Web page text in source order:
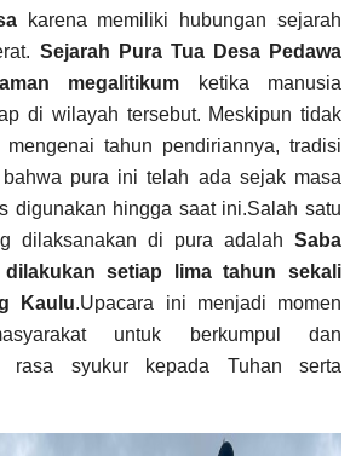
karena memiliki hubungan sejarah
Sejarah Pura Tua Desa Pedawa
megalitikum ketika manusia
di wilayah tersebut. Meskipun tidak
tahun pendiriannya, tradisi
bahwa pura ini telah ada sejak masa
digunakan hingga saat ini.Salah satu
dilaksanakan di pura adalah Saba
setiap lima tahun sekali
Kaulu.Upacara ini menjadi momen
untuk berkumpul dan
rasa syukur kepada Tuhan serta